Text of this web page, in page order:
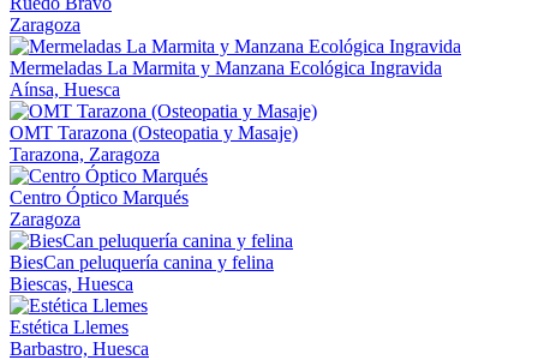
Zaragoza
Mermeladas La Marmita y Manzana Ecológica Ingravida
Aínsa, Huesca
OMT Tarazona (Osteopatia y Masaje)
Tarazona, Zaragoza
Centro Óptico Marqués
Zaragoza
BiesCan peluquería canina y felina
Biescas, Huesca
Estética Llemes
Barbastro, Huesca